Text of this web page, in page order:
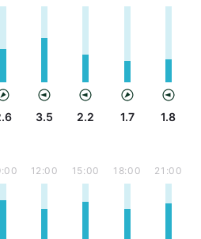
3.5 2.2 1.7 1.8
12:00 15:00 18:00 21:00